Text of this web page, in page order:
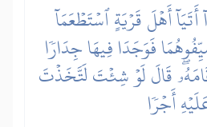
أَهۡلَ قَرۡيَةٍ ٱسۡتَطۡعَمَآ
فَوَجَدَا فِيهَا جِدَارٗا
قَالَ لَوۡ شِئۡتَ لَتَّخَذۡتَ
أَجۡرٗا